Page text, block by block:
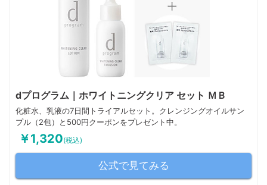
dプログラム｜ホワイトニングクリア セット ＭＢ
化粧水、乳液の7日間トライアルセット。クレンジングオイルサン
プル（2包）と500円クーポンをプレゼント中。
￥1,320(税込)
公式で見てみる